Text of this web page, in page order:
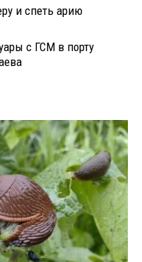
и спеть арию
с ГСМ в порту